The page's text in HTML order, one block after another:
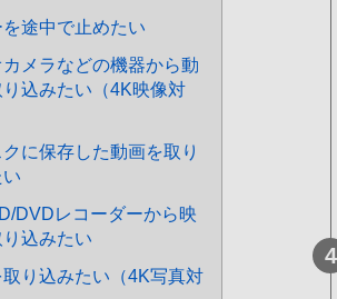
を途中で止めたい
カメラなどの機器から動
込みたい（4K映像対
に保存した動画を取り
DVDレコーダーから映
込みたい
り込みたい（4K写真対